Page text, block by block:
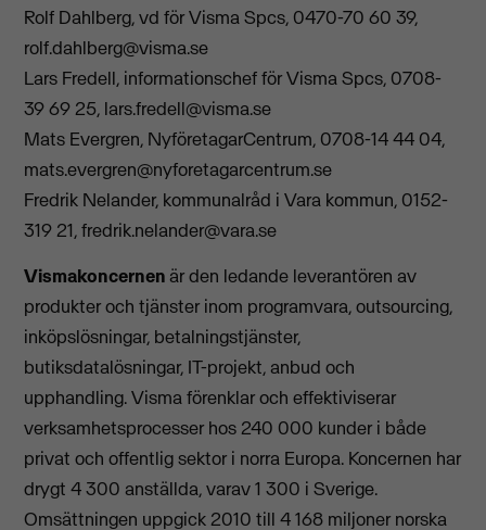
Rolf Dahlberg, vd för Visma Spcs, 0470-70 60 39,
rolf.dahlberg@visma.se
Lars Fredell, informationschef för Visma Spcs, 0708-
39 69 25, lars.fredell@visma.se
Mats Evergren, NyföretagarCentrum, 0708-14 44 04,
mats.evergren@nyforetagarcentrum.se
Fredrik Nelander, kommunalråd i Vara kommun, 0152-
319 21,fredrik.nelander@vara.se
Vismakoncernenär den ledande leverantören av
produkter och tjänster inom programvara, outsourcing,
inköpslösningar, betalningstjänster,
butiksdatalösningar, IT-projekt, anbud och
upphandling. Visma förenklar och effektiviserar
verksamhetsprocesser hos 240 000 kunder i både
privat och offentlig sektor i norra Europa. Koncernen har
drygt 4 300 anställda, varav 1 300 i Sverige.
Omsättningen uppgick 2010 till 4 168 miljoner norska